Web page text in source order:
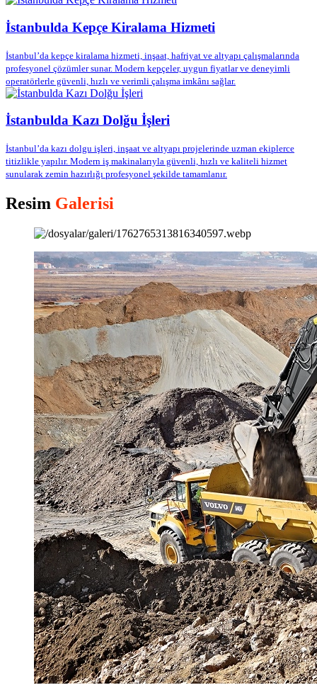
İstanbulda Kepçe Kiralama Hizmeti
İstanbul’da kepçe kiralama hizmeti, inşaat, hafriyat ve altyapı çalışmalarında
profesyonel çözümler sunar. Modern kepçeler, uygun fiyatlar ve deneyimli
operatörlerle güvenli, hızlı ve verimli çalışma imkânı sağlar.
İstanbulda Kazı Dolğu İşleri
İstanbul’da kazı dolgu işleri, inşaat ve altyapı projelerinde uzman ekiplerce
titizlikle yapılır. Modern iş makinalarıyla güvenli, hızlı ve kaliteli hizmet
sunularak zemin hazırlığı profesyonel şekilde tamamlanır.
Resim Galerisi